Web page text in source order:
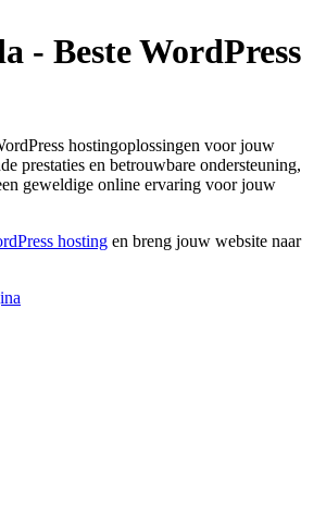
- Beste WordPress
hostingoplossingen voor jouw
prestaties en betrouwbare ondersteuning,
geweldige online ervaring voor jouw
hosting en breng jouw website naar